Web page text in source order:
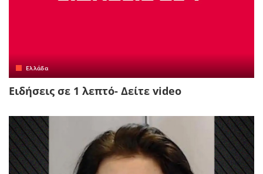
Ελλάδα
Ειδήσεις σε 1 λεπτό- Δείτε video